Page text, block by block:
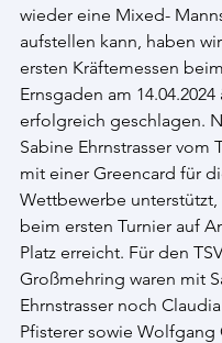
wieder eine Mixed-
aufstellen kann, haben
ersten Kräftemessen
Ernsgaden am 14.04.2024
erfolgreich geschlagen.
Sabine Ehrnstrasser vom
mit einer Greencard für
Wettbewerbe unterstützt,
beim ersten Turnier auf
Platz erreicht. Für den
Großmehring waren mit
Ehrnstrasser noch
Pfisterer sowie Wolfgang